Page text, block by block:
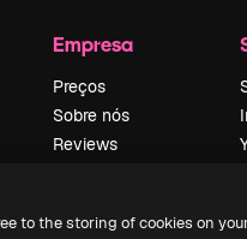
Empresa
Preços
Sobre nós
Reviews
pesquisa
to the storing of cookies on